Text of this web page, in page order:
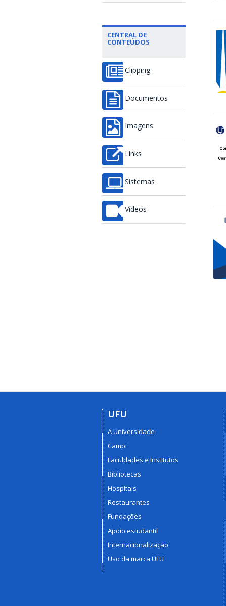
CENTRAL DE
CONTEÚDOS
Clipping
Documentos
Imagens
Links
Sistemas
Vídeos
UFU
A Universidade
Campi
Faculdades e Institutos
Bibliotecas
Hospitais
Restaurantes
Fundações
Apoio estudantil
Internacionalização
Uso da marca UFU